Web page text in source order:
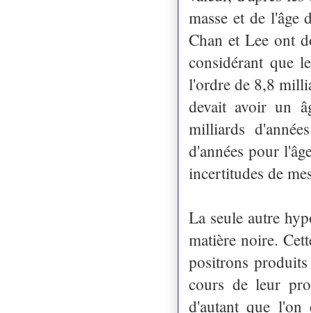
masse et de
Chan et Lee ont
considérant que
l'ordre de 8,8
devait avoir un
milliards
d'années pour
incertitudes de
La seule autre
matière noire.
positrons
cours de leur
d'autant que l'on